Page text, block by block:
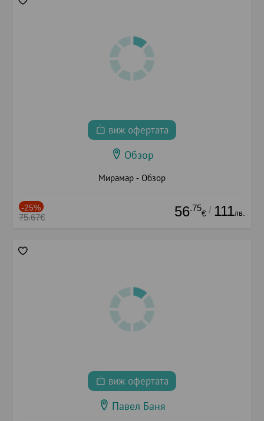
виж офертата
Обзор
Мирамар - Обзор
-25%
75.67€ 56.75
€ / 111лв.
виж офертата
Павел Баня